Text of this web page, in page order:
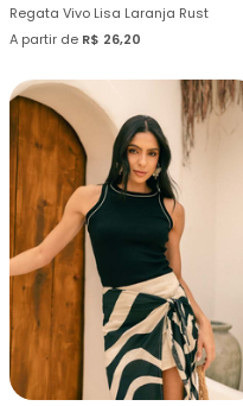
Regata Vivo Lisa Laranja Rust
A partir de R$ 26,20